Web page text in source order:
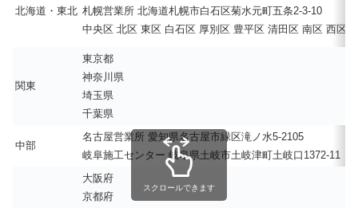
北海道・東北 札幌営業所 北海道札幌市白石区菊水元町五条2-3-10
中央区 北区 東区 白石区 厚別区 豊平区 清田区 南区 西区
関東
東京都
神奈川県
埼玉県
千葉県
中部
名古屋営業所 愛知県名古屋市緑区滝ノ水5-2105
岐阜施工センター 岐阜県土岐市土岐津町土岐口1372-11
大阪府
京都府
スクロールできます